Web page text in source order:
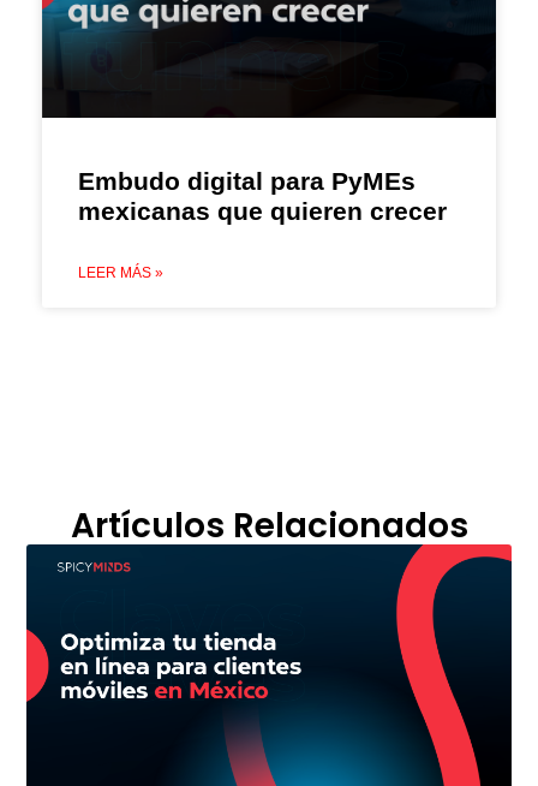
Embudo digital para PyMEs
mexicanas que quieren crecer
LEER MÁS »
Artículos Relacionados